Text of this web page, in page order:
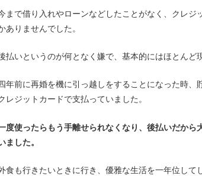
まで借り入れやローンなどしたことがなく、クレ
ありませんでした。
払いというのが何となく嫌で、基本的にはほとんど
年前に再婚を機に引っ越しをすることになった時
レジットカードで支払っていました。
度使ったらもう手離せられなくなり、後払いだか
ました。
食も行きたいときに行き、優雅な生活を一年位して